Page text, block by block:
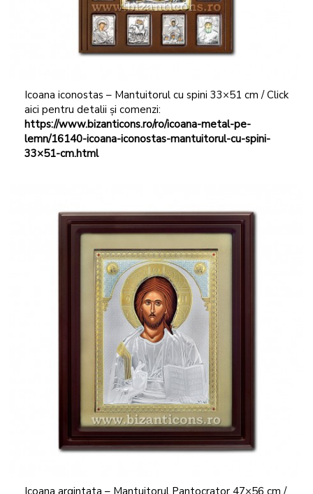
Icoana iconostas – Mantuitorul cu spini 33×51 cm / Click
aici pentru detalii și comenzi:
https://www.bizanticons.ro/ro/icoana-metal-pe-
lemn/16140-icoana-iconostas-mantuitorul-cu-spini-
33×51-cm.html
Icoana argintata – Mantuitorul Pantocrator 47×56 cm /